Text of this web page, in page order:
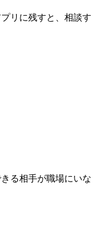
リに残すと、相談す
る相手が職場にいな